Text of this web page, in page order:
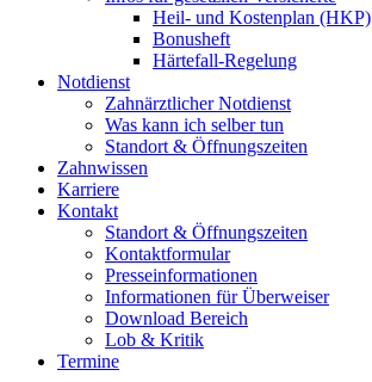
Heil- und Kostenplan (HKP)
Bonusheft
Härtefall-Regelung
Notdienst
Zahnärztlicher Notdienst
Was kann ich selber tun
Standort & Öffnungszeiten
Zahnwissen
Karriere
Kontakt
Standort & Öffnungszeiten
Kontaktformular
Presseinformationen
Informationen für Überweiser
Download Bereich
Lob & Kritik
Termine